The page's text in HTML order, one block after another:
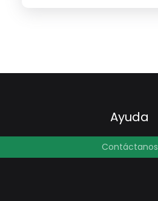
Ayuda
Contáctanos